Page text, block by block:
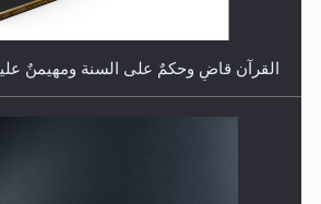
القرآن قاضٍ وحكمٌ على السنة ومهيمنٌ